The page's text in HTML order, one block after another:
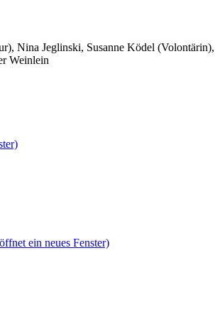
Nina Jeglinski, Susanne Ködel (Volontärin),
Weinlein
ein neues Fenster)